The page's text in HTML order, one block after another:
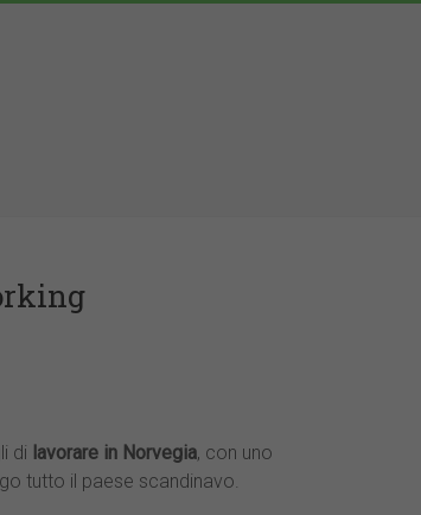
di lavorare in Norvegia, con uno
tutto il paese scandinavo.